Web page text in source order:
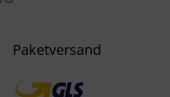
Paketversand